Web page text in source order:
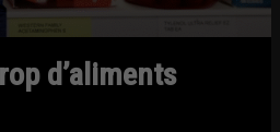
d’aliments